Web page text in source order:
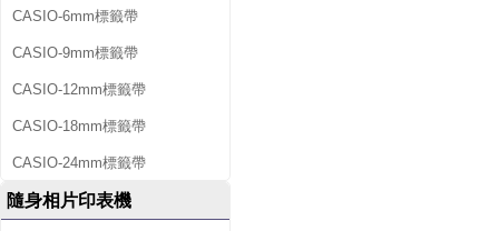
CASIO-6mm標籤帶
CASIO-9mm標籤帶
CASIO-12mm標籤帶
CASIO-18mm標籤帶
CASIO-24mm標籤帶
隨身相片印表機